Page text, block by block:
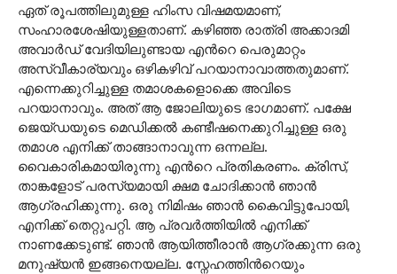
ഏത് രൂപത്തിലുമുള്ള ഹിംസ വിഷമയമാണ്,
സംഹാരശേഷിയുള്ളതാണ്. കഴിഞ്ഞ രാത്രി അക്കാദമി
അവാര്‍ഡ് വേദിയിലുണ്ടായ എന്‍റെ പെരുമാറ്റം
അസ്വീകാര്യവും ഒഴികഴിവ് പറയാനാവാത്തതുമാണ്.
എന്നെക്കുറിച്ചുള്ള തമാശകളൊക്കെ അവിടെ
പറയാനാവും. അത് ആ ജോലിയുടെ ഭാഗമാണ്. പക്ഷേ
ജെയ്‍ഡയുടെ മെഡിക്കല്‍ കണ്ടീഷനെക്കുറിച്ചുള്ള ഒരു
തമാശ എനിക്ക് താങ്ങാനാവുന്ന ഒന്നല്ല.
വൈകാരികമായിരുന്നു എന്‍റെ പ്രതികരണം. ക്രിസ്,
താങ്കളോട് പരസ്യമായി ക്ഷമ ചോദിക്കാന്‍ ഞാന്‍
ആഗ്രഹിക്കുന്നു. ഒരു നിമിഷം ഞാന്‍ കൈവിട്ടുപോയി,
എനിക്ക് തെറ്റുപറ്റി. ആ പ്രവര്‍ത്തിയില്‍ എനിക്ക്
നാണക്കേടുണ്ട്. ഞാന്‍ ആയിത്തീരാന്‍ ആഗ്രക്കുന്ന ഒരു
മനുഷ്യന്‍ ഇങ്ങനെയല്ല. സ്നേഹത്തിന്‍റെയും